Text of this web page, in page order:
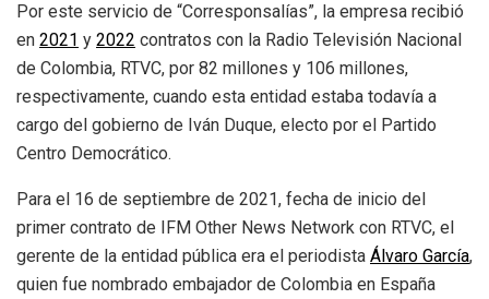
Por este servicio de “Corresponsalías”, la empresa recibió
en 2021 y 2022 contratos con la Radio Televisión Nacional
de Colombia, RTVC, por 82 millones y 106 millones,
respectivamente, cuando esta entidad estaba todavía a
cargo del gobierno de Iván Duque, electo por el Partido
Centro Democrático.
Para el 16 de septiembre de 2021, fecha de inicio del
primer contrato de IFM Other News Network con RTVC, el
gerente de la entidad pública era el periodista Á lvaro García,
quien fue nombrado embajador de Colombia en España